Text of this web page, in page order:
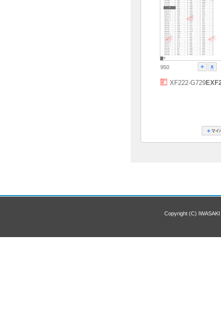
950
XF222-G729
Copyright (C)